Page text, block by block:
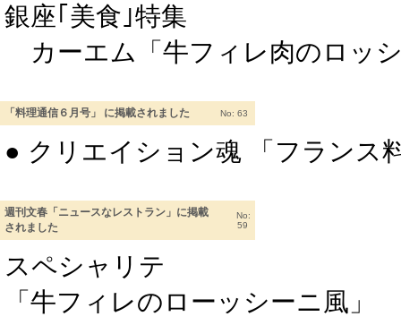
銀座｢美食｣特集
カーエム「牛フィレ肉のロッ
「料理通信６月号」 に掲載されました No: 63
● クリエイション魂 「フラン
週刊文春「ニュースなレストラン」に掲載
されました
No:
59
スペシャリテ
「牛フィレのローッシーニ風」